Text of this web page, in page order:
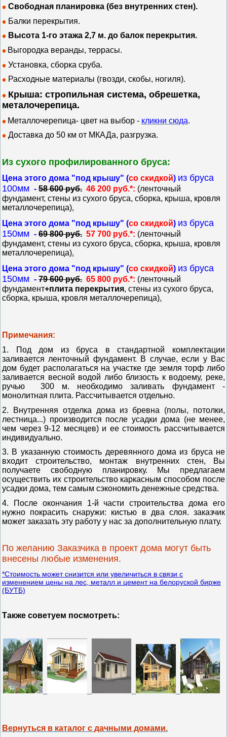
Свободная планировка (без внутренних стен).
Балки перекрытия.
Высота 1-го этажа 2,7 м. до балок перекрытия.
Выгородка веранды, террасы.
Установка, сборка сруба.
Расходные материалы (гвозди, скобы, ногиля).
Крыша: стропильная система, обрешетка,
металочерепица.
Металлочерепица- цвет на выбор - кликни сюда.
Доставка до 50 км от МКАДа, разгрузка.
Из сухого профилированного бруса:
Цена этого дома "под крышу" (со скидкой) из бруса
100мм - 58 600 руб. 46 200 руб.*: (ленточный
фундамент, стены из сухого бруса, сборка, крыша, кровля
металлочерепица).
Цена этого дома "под крышу" (со скидкой) из бруса
150мм - 69 800 руб. 57 700 руб.*: (ленточный
фундамент, стены из сухого бруса, сборка, крыша, кровля
металлочерепица).
Цена этого дома "под крышу" (со скидкой) из бруса
150мм - 79 600 руб. 65 800 руб.*: (ленточный
фундамент+плита перекрытия, стены из сухого бруса,
сборка, крыша, кровля металлочерепица).
Примечания:
1. Под дом из бруса в стандартной комплектации
заливается ленточный фундамент. В случае, если у Вас
дом будет располагаться на участке где земля торф либо
заливается весной водой либо близость к водоему, реке,
ручью 300 м. необходимо заливать фундамент -
монолитная плита. Рассчитывается отдельно.
2. Внутренняя отделка дома из бревна (полы, потолки,
лестница...) производится после усадки дома (не менее,
чем через 9-12 месяцев) и ее стоимость рассчитывается
индивидуально.
3. В указанную стоимость деревянного дома из бруса не
входит строительство, монтаж внутренних стен, Вы
получаете свободную планировку.
Мы предлагаем
осуществить их строительство каркасным способом после
усадки дома, тем самым сэкономить денежные средства.
4. После окончания 1-й части строительства дома его
нужно покрасить снаружи: кистью в два слоя. заказчик
может заказать эту работу у нас за дополнительную плату.
По желанию Заказчика в проект дома могут быть
внесены любые изменения.
*Стоимость может снизится или увеличиться в связи с
изменением цены на лес, металл и цемент на белоруской бирже
(БУТБ)
Также советуем посмотреть:
Вернуться в каталог с дачными домами.